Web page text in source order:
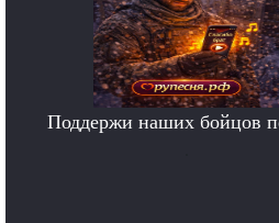
Поддержи наших бойцов